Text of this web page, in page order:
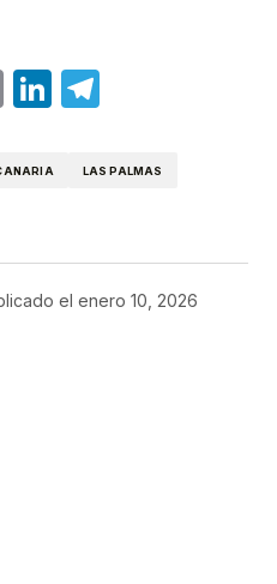
CopyLinkedIn
LAS PALMAS
el enero 10, 2026